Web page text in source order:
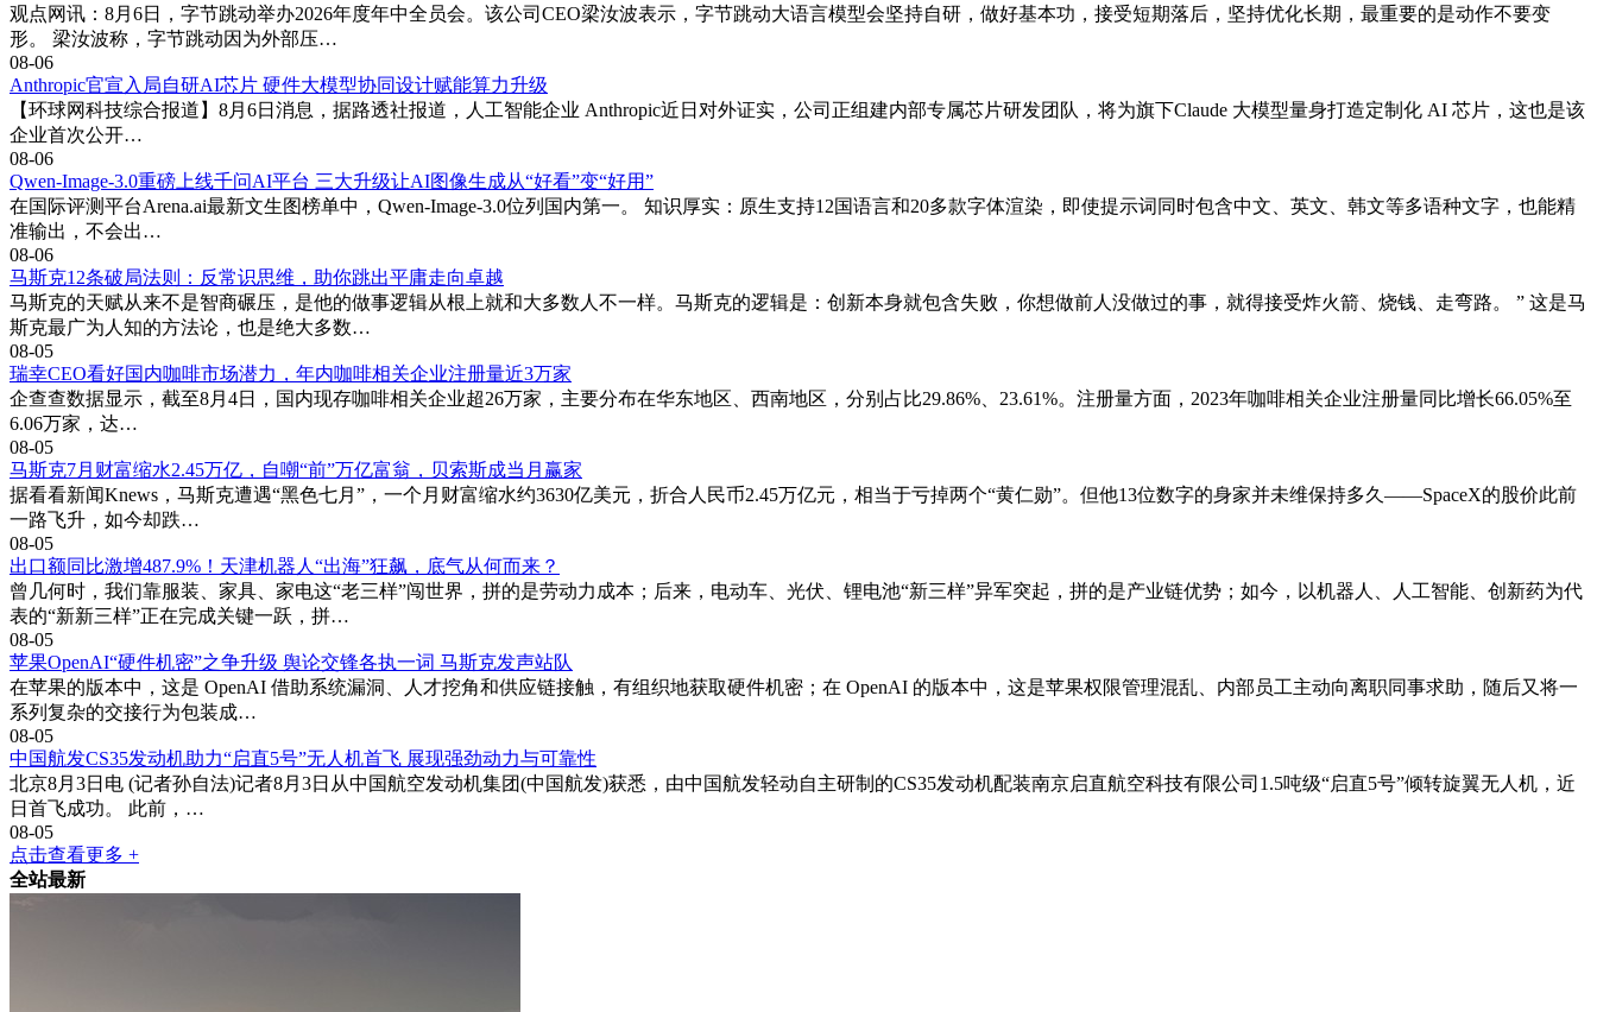
观点网讯：8月6日，字节跳动举办2026年度年中全员会。该公司CEO梁汝波表示，字节跳动大语言模型会坚持自研，做好基本功，接受短期落后，坚持优化长期，最重要的是动作不要变
形。 梁汝波称，字节跳动因为外部压…
08-06
Anthropic官宣入局自研AI芯片 硬件大模型协同设计赋能算力升级
【环球网科技综合报道】8月6日消息，据路透社报道，人工智能企业 Anthropic近日对外证实，公司正组建内部专属芯片研发团队，将为旗下Claude 大模型量身打造定制化 AI 芯片，这也是该
企业首次公开…
08-06
Qwen-Image-3.0重磅上线千问AI平台 三大升级让AI图像生成从“好看”变“好用”
在国际评测平台Arena.ai最新文生图榜单中，Qwen-Image-3.0位列国内第一。 知识厚实：原生支持12国语言和20多款字体渲染，即使提示词同时包含中文、英文、韩文等多语种文字，也能精
准输出，不会出…
08-06
马斯克12条破局法则：反常识思维，助你跳出平庸走向卓越
马斯克的天赋从来不是智商碾压，是他的做事逻辑从根上就和大多数人不一样。马斯克的逻辑是：创新本身就包含失败，你想做前人没做过的事，就得接受炸火箭、烧钱、走弯路。 ” 这是马
斯克最广为人知的方法论，也是绝大多数…
08-05
瑞幸CEO看好国内咖啡市场潜力，年内咖啡相关企业注册量近3万家
企查查数据显示，截至8月4日，国内现存咖啡相关企业超26万家，主要分布在华东地区、西南地区，分别占比29.86%、23.61%。注册量方面，2023年咖啡相关企业注册量同比增长66.05%至
6.06万家，达…
08-05
马斯克7月财富缩水2.45万亿，自嘲“前”万亿富翁，贝索斯成当月赢家
据看看新闻Knews，马斯克遭遇“黑色七月”，一个月财富缩水约3630亿美元，折合人民币2.45万亿元，相当于亏掉两个“黄仁勋”。但他13位数字的身家并未维保持多久——SpaceX的股价此前
一路飞升，如今却跌…
08-05
出口额同比激增487.9%！天津机器人“出海”狂飙，底气从何而来？
曾几何时，我们靠服装、家具、家电这“老三样”闯世界，拼的是劳动力成本；后来，电动车、光伏、锂电池“新三样”异军突起，拼的是产业链优势；如今，以机器人、人工智能、创新药为代
表的“新新三样”正在完成关键一跃，拼…
08-05
苹果OpenAI“硬件机密”之争升级 舆论交锋各执一词 马斯克发声站队
在苹果的版本中，这是 OpenAI 借助系统漏洞、人才挖角和供应链接触，有组织地获取硬件机密；在 OpenAI 的版本中，这是苹果权限管理混乱、内部员工主动向离职同事求助，随后又将一
系列复杂的交接行为包装成…
08-05
中国航发CS35发动机助力“启直5号”无人机首飞 展现强劲动力与可靠性
北京8月3日电 (记者孙自法)记者8月3日从中国航空发动机集团(中国航发)获悉，由中国航发轻动自主研制的CS35发动机配装南京启直航空科技有限公司1.5吨级“启直5号”倾转旋翼无人机，近
日首飞成功。 此前，…
08-05
点击查看更多 +
全站最新